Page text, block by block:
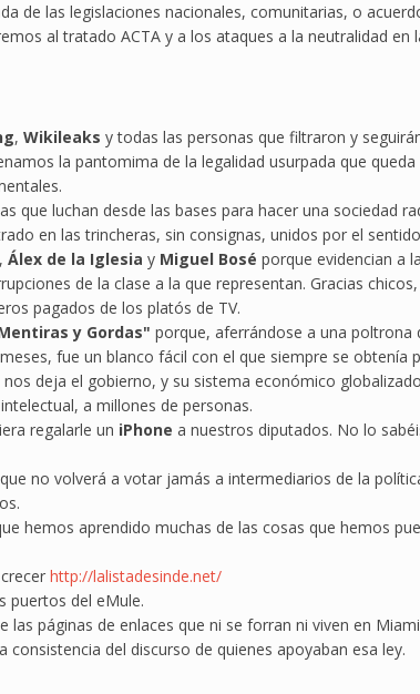
de las legislaciones nacionales, comunitarias, o
al tratado ACTA y a los ataques a la neutralidad en
, Wikileaks y todas las personas que filtraron y
la pantomima de la legalidad usurpada que
que luchan desde las bases para hacer una sociedad
en las trincheras, sin consignas, unidos por el
, Álex de la Iglesia y Miguel Bosé porque evidencian a
de la clase a la que representan. Gracias
pagados de los platós de TV.
y Gordas" porque, aferrándose a una poltrona
fue un blanco fácil con el que siempre se obtenía
deja el gobierno, y su sistema económico
a millones de personas.
regalarle un iPhone a nuestros diputados. No lo
no volverá a votar jamás a intermediarios de la
hemos aprendido muchas de las cosas que hemos
http://lalistadesinde.net/
puertos del eMule.
las páginas de enlaces que ni se forran ni viven en
consistencia del discurso de quienes apoyaban esa ley.